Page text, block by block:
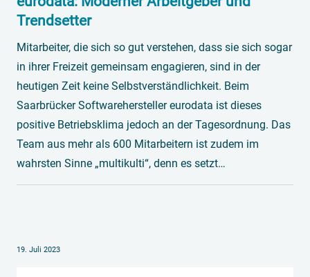
Trendsetter
Mitarbeiter, die sich so gut verstehen, dass sie sich sogar
in ihrer Freizeit gemeinsam engagieren, sind in der
heutigen Zeit keine Selbstverständlichkeit. Beim
Saarbrücker Softwarehersteller eurodata ist dieses
positive Betriebsklima jedoch an der Tagesordnung. Das
Team aus mehr als 600 Mitarbeitern ist zudem im
wahrsten Sinne „multikulti“, denn es setzt…
19. Juli 2023